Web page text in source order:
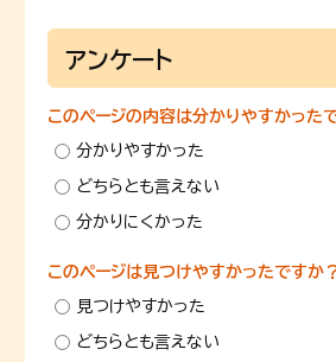
アンケート
このページの内容は分かりやすかった
分かりやすかった
どちらとも言えない
分かりにくかった
このページは見つけやすかったですか
見つけやすかった
どちらとも言えない